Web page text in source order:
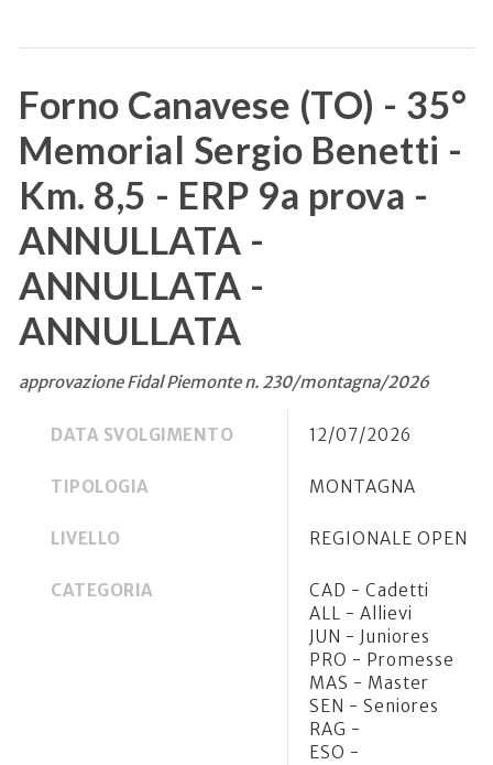
Forno Canavese (TO) - 35°
Memorial Sergio Benetti -
Km. 8,5 - ERP 9a prova -
ANNULLATA -
ANNULLATA -
ANNULLATA
approvazione Fidal Piemonte n. 230/montagna/2026
DATA SVOLGIMENTO 12/07/2026
TIPOLOGIA MONTAGNA
LIVELLO REGIONALE OPEN
CATEGORIA
CAD - Cadetti
ALL - Allievi
JUN - Juniores
PRO - Promesse
MAS - Master
SEN - Seniores
RAG -
ESO -